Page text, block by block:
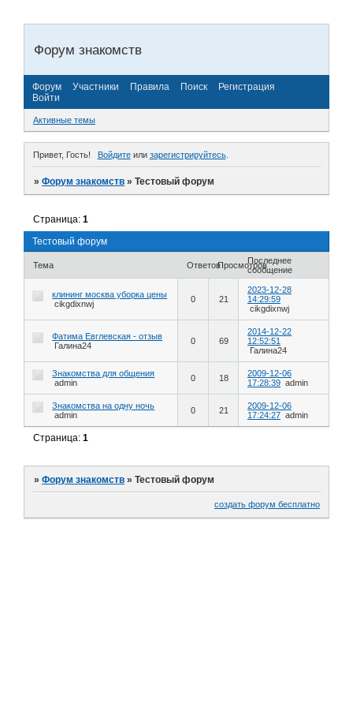
Форум знакомств
Форум Участники Правила Поиск
Регистрация
Войти
Активные темы
Привет, Гость! Войдитеили зарегистрируйтесь.
»Форум знакомств »Тестовый форум
Тестовый форум
Страница:1
Тема ОтветовПросмотровПоследнее
сообщение
клининг москва уборка цены
cikgdixnwj
0 21
2023-12-28
14:29:59
cikgdixnwj
Фатима Евглевская - отзыв
Галина24
0 69
2014-12-22
12:52:51
Галина24
Знакомства для общения
admin
0 18
2009-12-06
17:28:39 admin
Знакомства на одну ночь
admin
0 21
2009-12-06
17:24:27 admin
Страница:1
»Форум знакомств »Тестовый форум
создать форум бесплатно